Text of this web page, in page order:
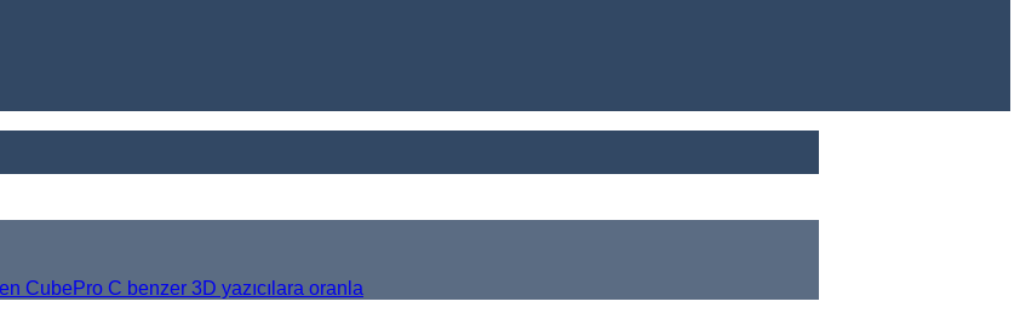
CubePro C benzer 3D yazıcılara oranla